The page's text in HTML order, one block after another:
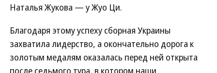
Наталья Жукова — у Жуо Ци.
Благодаря этому успеху сборная Украины
захватила лидерство, а окончательно дорога к
золотым медалям оказалась перед ней открыта
после седьмого тура, в котором наши